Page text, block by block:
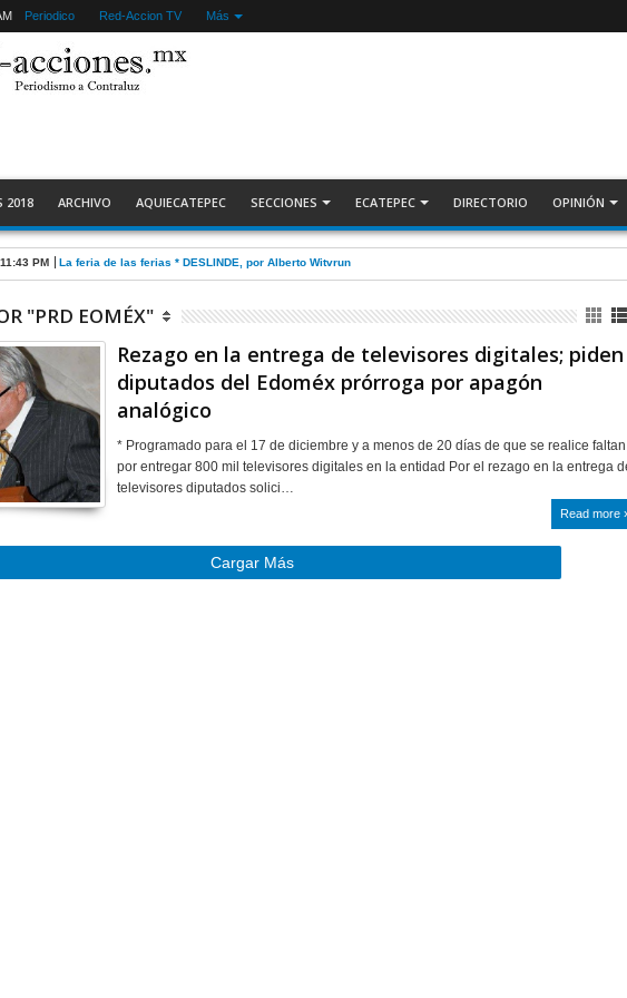
Periodico Red-Accion TV Más
2018 ARCHIVO AQUIECATEPEC SECCIONES ECATEPEC DIRECTORIO OPINIÓN
11:28 PM Ecatepec detiene a 2 y recuperan auto robado tras operativo con Tecámac +Video | INFORMATIVA
"PRD EOMÉX"
Rezago en la entrega de televisores digitales; piden
diputados del Edoméx prórroga por apagón
analógico
* Programado para el 17 de diciembre y a menos de 20 días de que se realice faltan
por entregar 800 mil televisores digitales en la entidad Por el rezago en la entrega
televisores diputados solici…
Read more
Cargar Más